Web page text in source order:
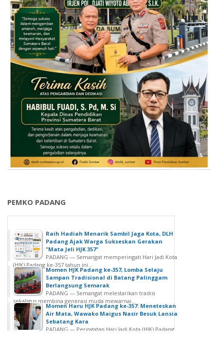
PEMKO PADANG
Raih Hadiah Menarik Sambil Jaga Kota, DLH
Padang Ajak Warga Sukseskan Gerakan
"Mata Jeli HJK 357"
PADANG — Semangat memperingati Hari Jadi Kota
(HJK) Padang ke-357 tahun ini...
Momen HJK Padang ke-357, Lomba Selaju
Sampan Tradisional di Batang Palinggam
Berlangsung Semarak
PADANG — Semangat melestarikan tradisi
sekaligus membina generasi muda mewarnai...
Momen Haru HJK Padang ke-357: Meneteskan
Air Mata, Wawako Maigus Nasir Besuk Lansia
Sebatang Kara
PADANG — Peringatan Hari Jadi Kota (HJK) Padang